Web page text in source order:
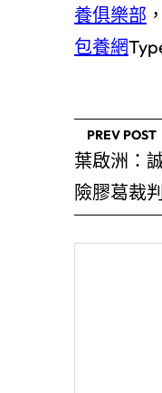
養俱樂部 ，
包養網
PREV POST
葉啟洲：
險膠葛裁